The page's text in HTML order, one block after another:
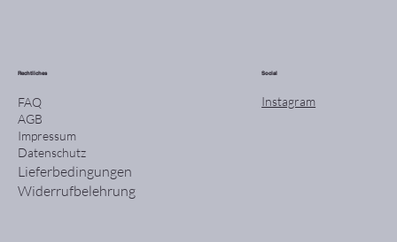
Rechtliches
FAQ
AGB
Impressum
Datenschutz
Lieferbedingungen
Widerrufbelehrung
Social
Instagram